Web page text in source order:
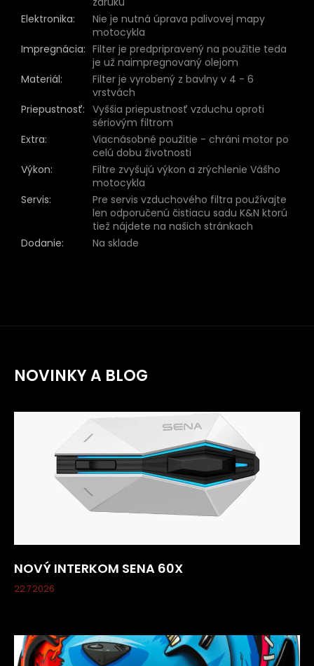
Elektronika:
Nie je nutná úprava palivovej mapy
motocykla
Impregnácia: Filter je predpripravený na použitie teda
je už naimpregnovaný olejom
Materiál:
Filter je vyrobený z bavlny v 4 - 6
vrstvách
Priepustnosť: Vyššia priepustnosť vzduchu oproti
sériovým filtrom
Extra:
Viacnásobné použitie - chráni motor po
celú dobu životnosti
Výkon:
Filtre zvyšujú výkon a zrýchlenie Vášho
motocykla
Servis:
Pre servis vzduchového filtra používajte
len odporučenú čistiacu sadu K&N ktorú
tiež nájdete na našich stránkach
Dodanie: Na sklade
NOVINKY A BLOG
NOVÝ INTERKOM SENA 60X
22.7.2026